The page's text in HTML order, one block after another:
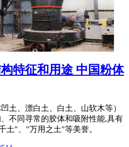
特征和用途 中国粉体
土、漂白土、白土、山软木等）
不同寻常的胶体和吸附性能,具有
土"、"万用之土"等美誉。